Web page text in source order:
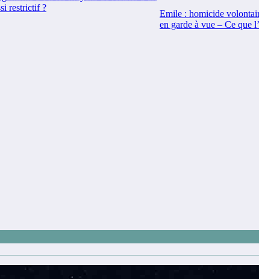
restrictif ?
Emile : homicide
en garde à vue – Ce que